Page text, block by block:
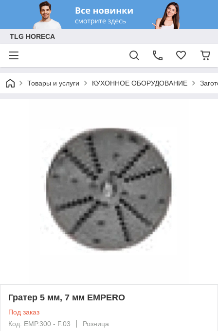
TLG HORECA
Товары и услуги КУХОННОЕ ОБОРУДОВАНИЕ
Гратер 5 мм, 7 мм EMPERO
Под заказ
Код: EMP.300 - F.03
Розница